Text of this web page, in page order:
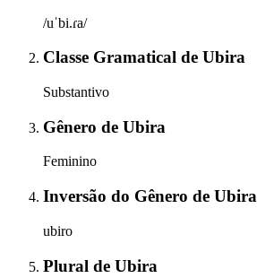
/uˈbi.ɾa/
Classe Gramatical de Ubira
Substantivo
Gênero de Ubira
Feminino
Inversão do Gênero de Ubira
ubiro
Plural de Ubira